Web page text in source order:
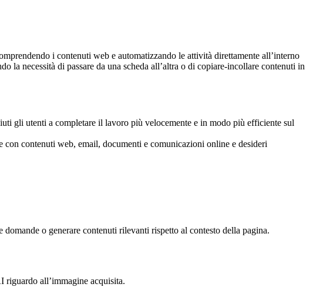
i contenuti web e automatizzando le attività direttamente all’interno
la necessità di passare da una scheda all’altra o di copiare-incollare contenuti in
gli utenti a completare il lavoro più velocemente e in modo più efficiente sul
con contenuti web, email, documenti e comunicazioni online e desideri
o generare contenuti rilevanti rispetto al contesto della pagina.
riguardo all’immagine acquisita.